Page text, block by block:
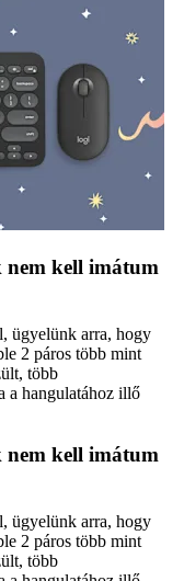
nem kell imátum
ügyelünk arra, hogy
2 páros több mint
több
a hangulatához illő
nem kell imátum
ügyelünk arra, hogy
2 páros több mint
több